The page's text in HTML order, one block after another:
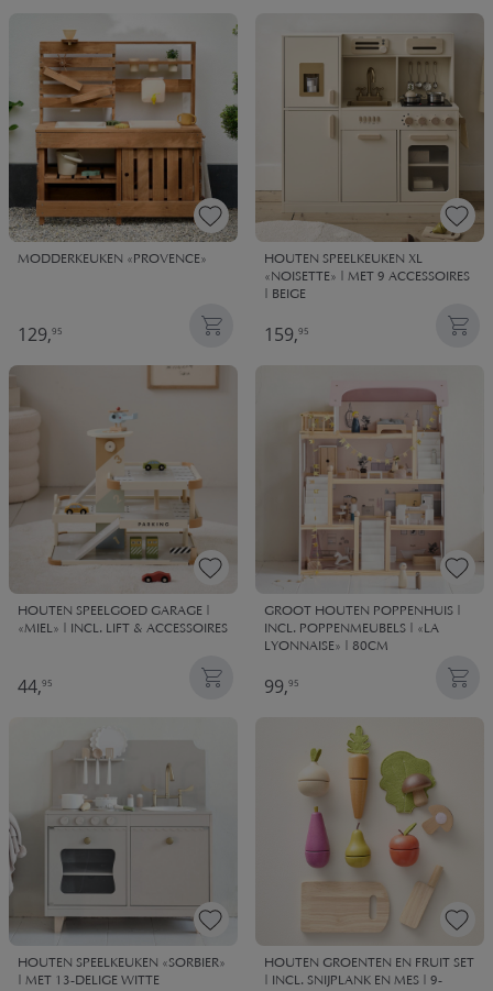
MODDERKEUKEN «PROVENCE»
129,95
HOUTEN SPEELKEUKEN XL
«NOISETTE» | MET 9 ACCESSOIRES
| BEIGE
159,95
HOUTEN SPEELGOED GARAGE |
«MIEL» | INCL. LIFT & ACCESSOIRES
44,95
GROOT HOUTEN POPPENHUIS |
INCL. POPPENMEUBELS | «LA
LYONNAISE» | 80CM
99,95
HOUTEN SPEELKEUKEN «SORBIER»
| MET 13-DELIGE WITTE
HOUTEN GROENTEN EN FRUIT SET
| INCL. SNIJPLANK EN MES | 9-